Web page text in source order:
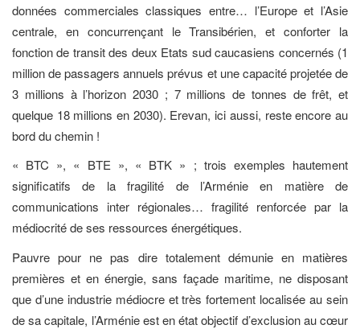
données commerciales classiques entre… l’Europe et l’Asie
centrale, en concurrençant le Transibérien, et conforter la
fonction de transit des deux Etats sud caucasiens concernés (1
million de passagers annuels prévus et une capacité projetée de
3 millions à l’horizon 2030 ; 7 millions de tonnes de frêt, et
quelque 18 millions en 2030). Erevan, ici aussi, reste encore au
bord du chemin !
« BTC », « BTE », « BTK » ; trois exemples hautement
significatifs de la fragilité de l’Arménie en matière de
communications inter régionales… fragilité renforcée par la
médiocrité de ses ressources énergétiques.
Pauvre pour ne pas dire totalement démunie en matières
premières et en énergie, sans façade maritime, ne disposant
que d’une industrie médiocre et très fortement localisée au sein
de sa capitale, l’Arménie est en état objectif d’exclusion au cœur